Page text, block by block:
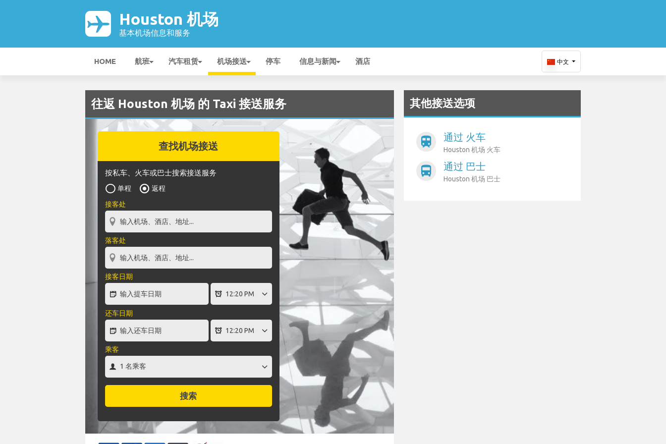
Houston 机场
基本机场信息和服务
HOME 航班 汽车租赁 机场接送 停车 信息与新闻 酒店 中文
往返 Houston 机场 的 Taxi 接送服务
查找机场接送
按私车、火车或巴士搜索接送服务
单程
返程
接客处
落客处
接客日期
还车日期
乘客
搜索
其他接送选项
train 通过 火车
Houston 机场 火车
directions_bus 通过 巴士
Houston 机场 巴士